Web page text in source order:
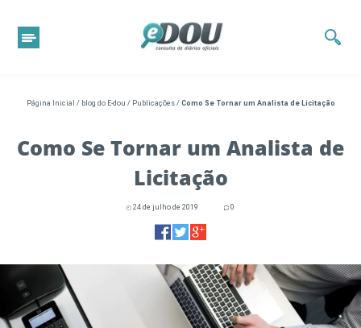
Página Inicial / blog do E-dou / Publicações/ Como Se Tornar um Analista de Licitação
Como Se Tornar um Analista de
Licitação
24 de julho de 2019 0